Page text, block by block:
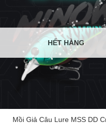
HẾT HÀNG
Mồi Giả Câu Lure MSS DD